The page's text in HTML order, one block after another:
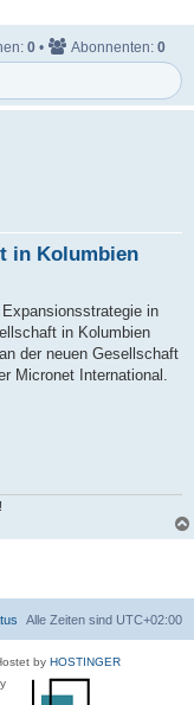
0 • Abonnenten: 0
in Kolumbien
in
in Kolumbien
der neuen Gesellschaft
Micronet International.
Alle Zeiten sind UTC+02:00
by HOSTINGER